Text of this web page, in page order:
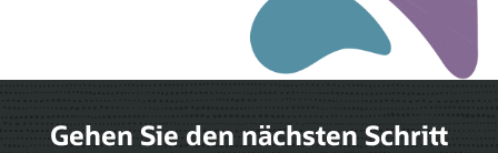
Gehen Sie den nächsten Schritt